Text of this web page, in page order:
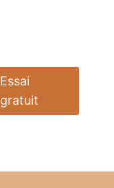
Essai
gratuit